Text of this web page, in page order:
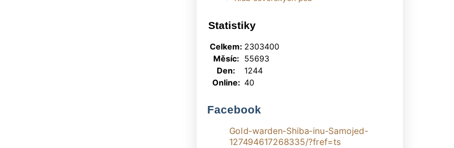
Statistiky
Online: 40
Celkem: 2303400
Měsíc: 55693
Den:
1244
Facebook
Gold-warden-Shiba-inu-Samojed-
127494617268335/?fref=ts